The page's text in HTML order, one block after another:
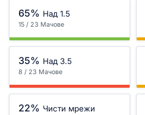
65% Над 1.5
15 / 23 Мачове
35% Над 3.5
8 / 23 Мачове
22% Чисти мрежи